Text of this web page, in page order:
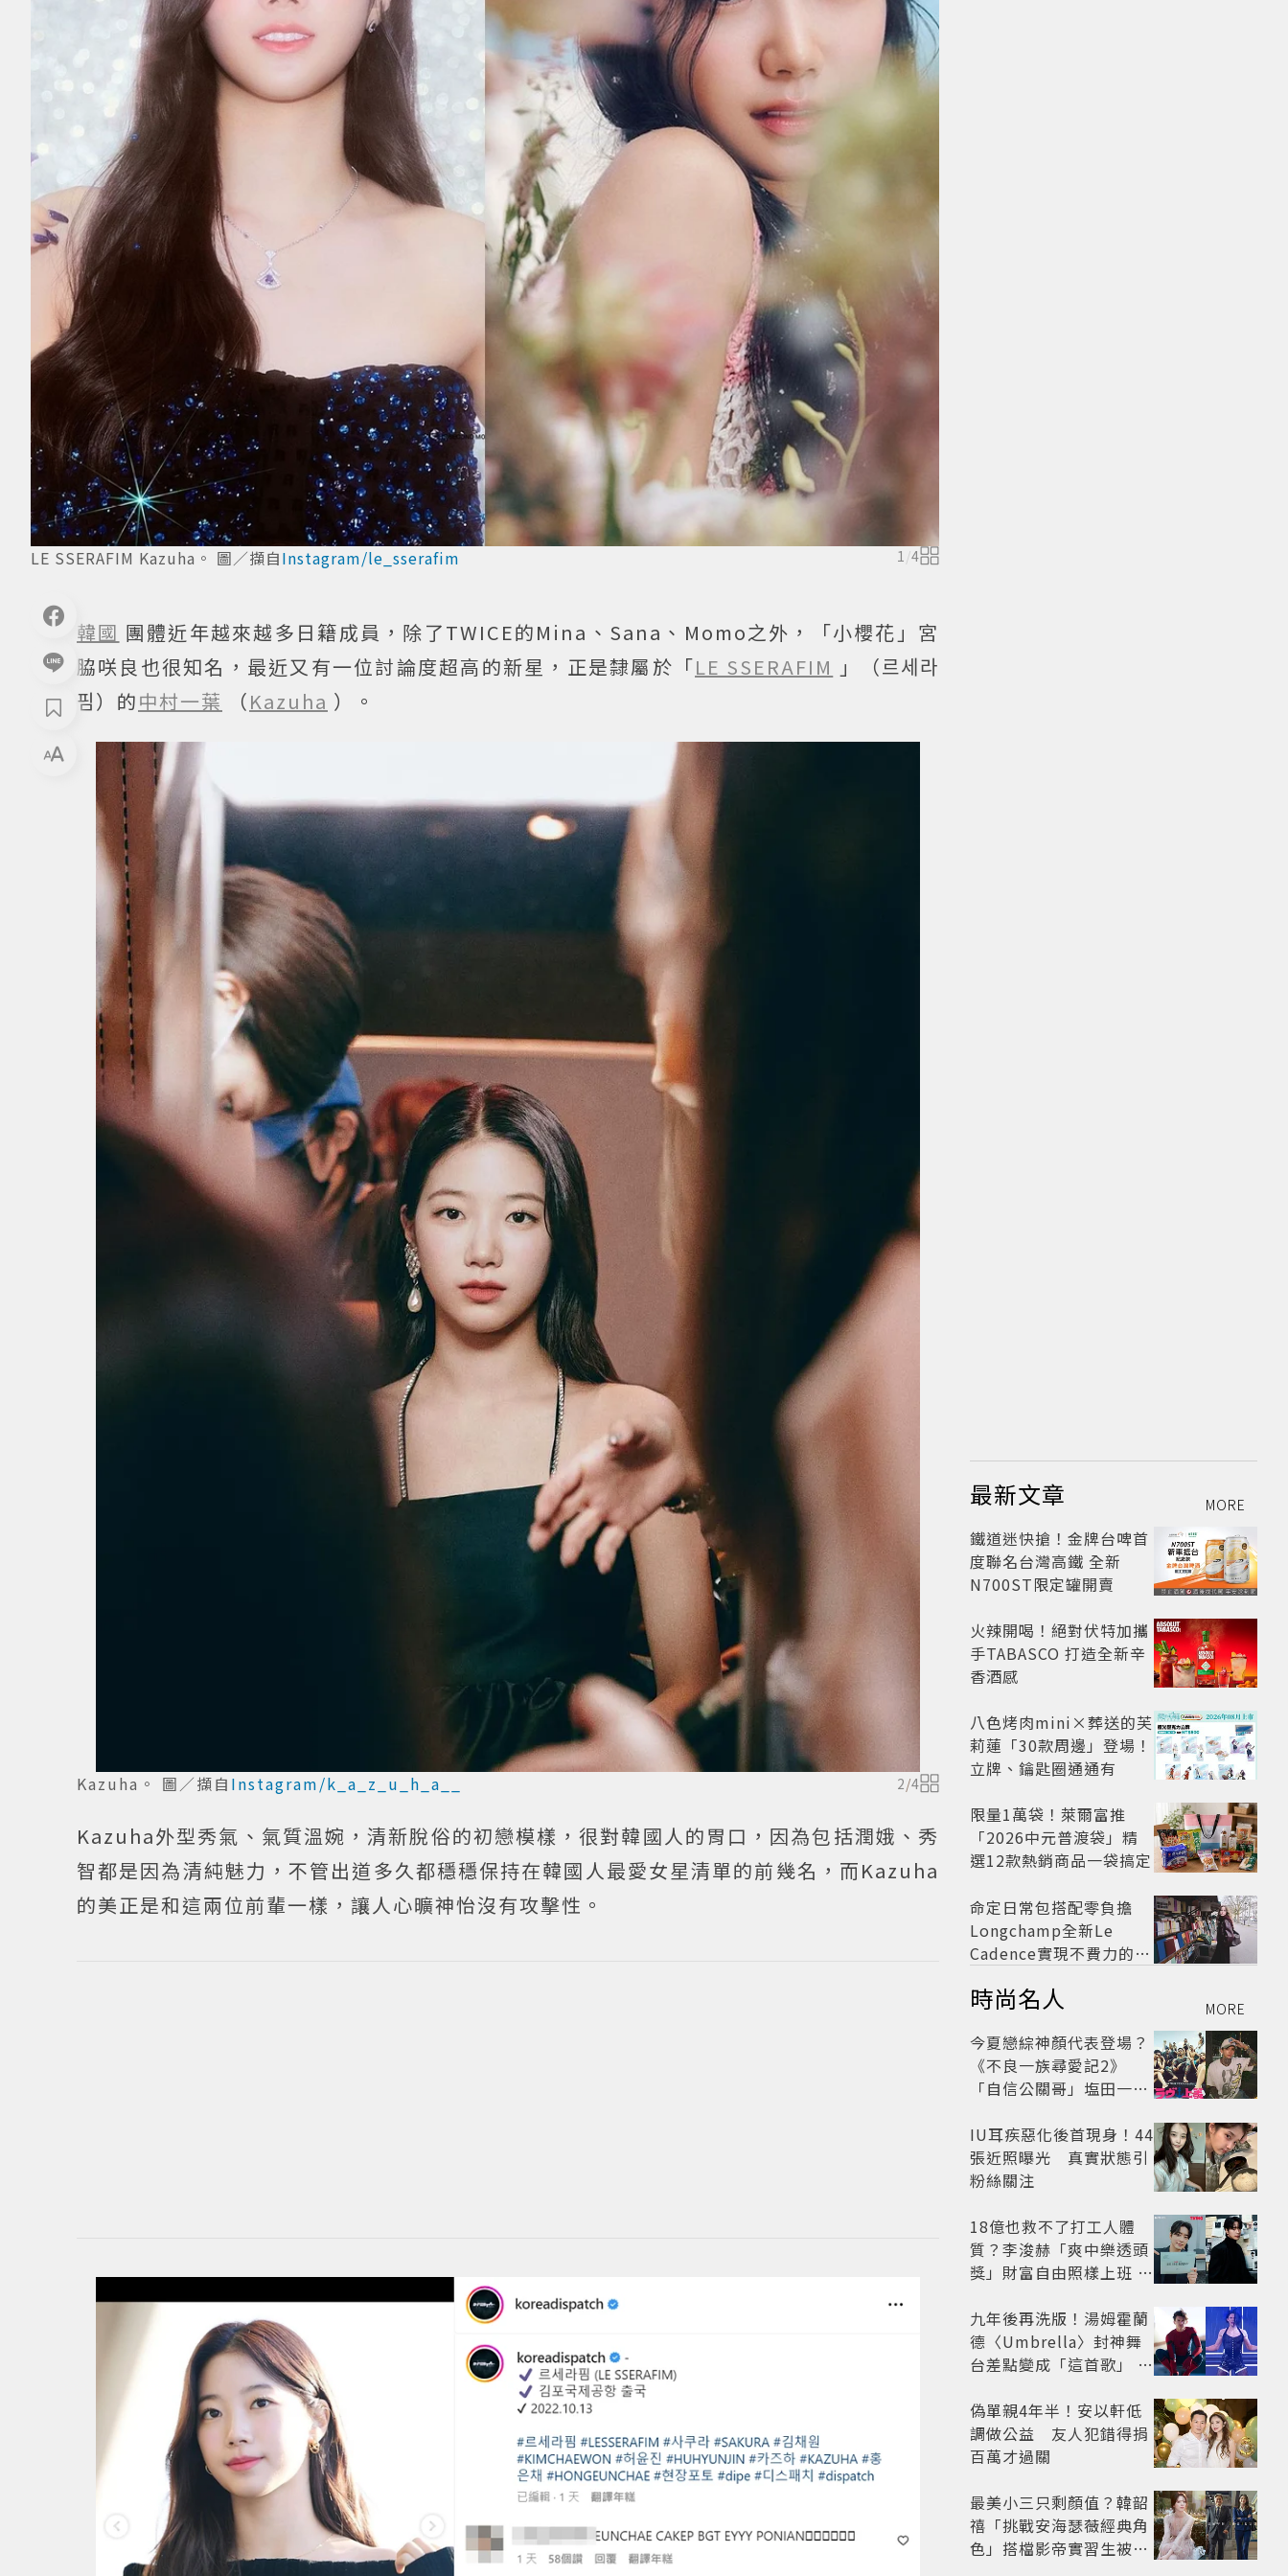
LE SSERAFIM Kazuha。 圖／擷自Instagram/le_sserafim 1/4
韓國 團體近年越來越多日籍成員，除了TWICE的Mina、Sana、Momo之外，「小櫻花」宮
脇咲良也很知名，最近又有一位討論度超高的新星，正是隸屬於「LE SSERAFIM 」（르세라
핌）的中村一葉 （Kazuha ）。
Kazuha。 圖／擷自 Instagram/k_a_z_u_h_a__ 2/4
Kazuha外型秀氣、氣質溫婉，清新脫俗的初戀模樣，很對韓國人的胃口，因為包括潤娥、秀
智都是因為清純魅力，不管出道多久都穩穩保持在韓國人最愛女星清單的前幾名，而Kazuha
的美正是和這兩位前輩一樣，讓人心曠神怡沒有攻擊性。
最新文章 MORE
鐵道迷快搶！金牌台啤首
度聯名台灣高鐵 全新
N700ST限定罐開賣
火辣開喝！絕對伏特加攜
手TABASCO 打造全新辛
香酒感
八色烤肉mini×葬送的芙
莉蓮「30款周邊」登場！
立牌、鑰匙圈通通有
限量1萬袋！萊爾富推
「2026中元普渡袋」精
選12款熱銷商品一袋搞定
命定日常包搭配零負擔
Longchamp全新Le
Cadence實現不費力的從
時尚名人 MORE
今夏戀綜神顏代表登場？
《不良一族尋愛記2》
「自信公關哥」塩田一馬
老闆
IU耳疾惡化後首現身！44
張近照曝光 真實狀態引
粉絲關注
18億也救不了打工人體
質？李浚赫「爽中樂透頭
獎」財富自由照樣上班 西
九年後再洗版！湯姆霍蘭
德〈Umbrella〉封神舞
台差點變成「這首歌」 造
開
偽單親4年半！安以軒低
調做公益 友人犯錯得捐
百萬才過關
最美小三只剩顏值？韓韶
禧「挑戰安海瑟薇經典角
色」搭檔影帝實習生被